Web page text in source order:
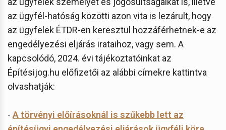
az ügyfél-hatóság közötti azon vita is lezárult, hogy
az ügyfelek ÉTDR-en keresztül hozzáférhetnek-e az
engedélyezési eljárás irataihoz, vagy sem. A
kapcsolódó, 2024. évi tájékoztatóinkat az
Építésijog.hu előfizetői az alábbi címekre kattintva
olvashatják:
- A törvényi előírásoknál is szűkebb lett az